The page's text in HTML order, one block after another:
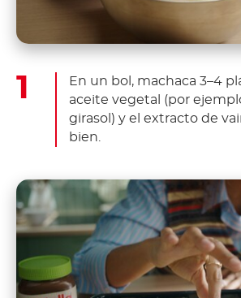
En un bol, machaca 3–4
aceite vegetal (por
girasol) y el extracto de
bien.